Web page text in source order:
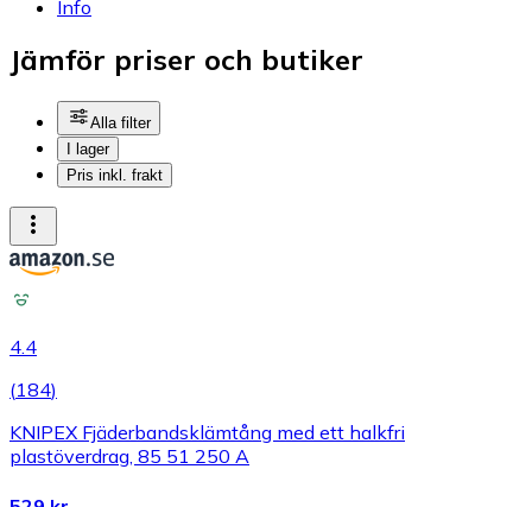
Info
Jämför priser och butiker
Alla filter
I lager
Pris inkl. frakt
4.4
(184)
KNIPEX Fjäderbandsklämtång med ett halkfri
plastöverdrag, 85 51 250 A